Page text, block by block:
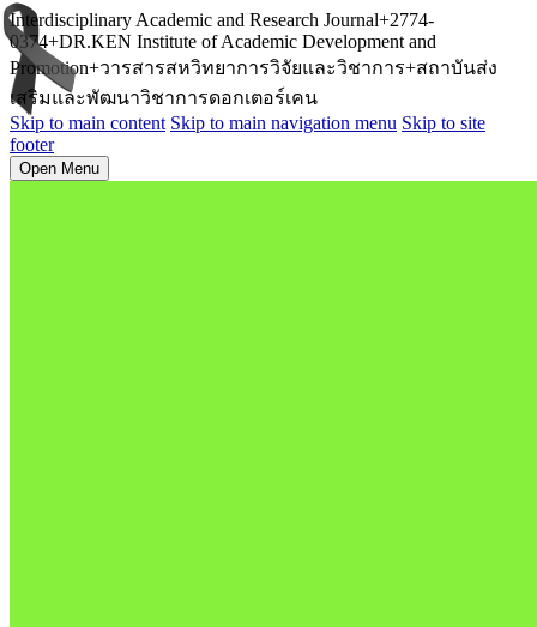
Interdisciplinary Academic and Research Journal+2774-
0374+DR.KEN Institute of Academic Development and
Promotion+วารสารสหวิทยาการวิจัยและวิชาการ+สถาบันส่ง
เสริมและพัฒนาวิชาการดอกเตอร์เคน
Skip to main content Skip to main navigation menu Skip to site
footer
Open Menu